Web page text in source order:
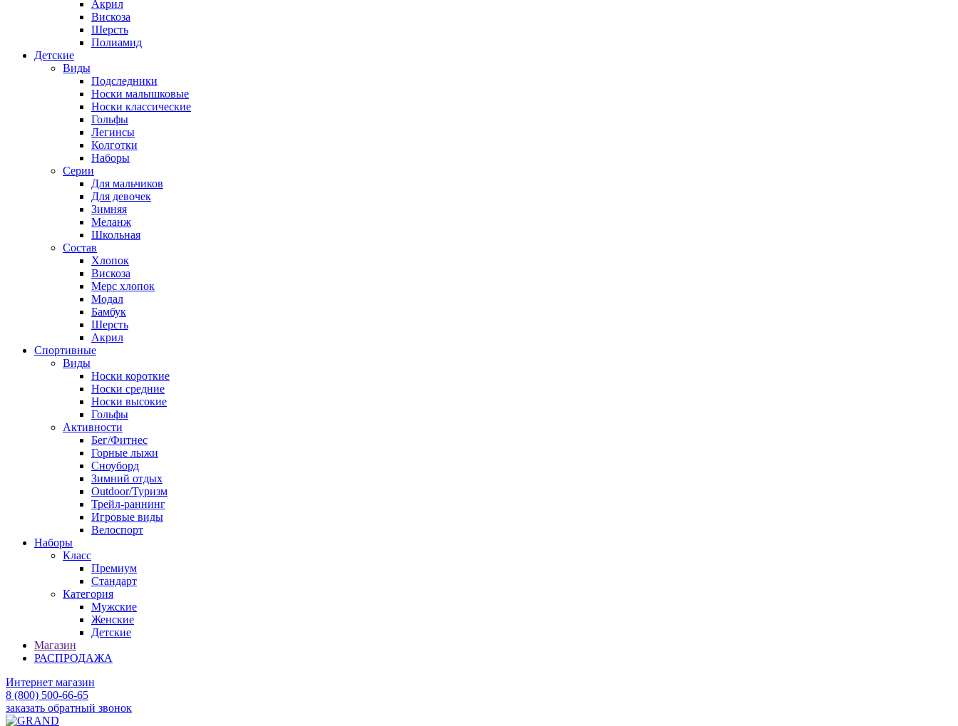
Акрил
Вискоза
Шерсть
Полиамид
Детские
Виды
Подследники
Носки малышковые
Носки классические
Гольфы
Легинсы
Колготки
Наборы
Серии
Для мальчиков
Для девочек
Зимняя
Меланж
Школьная
Состав
Хлопок
Вискоза
Мерс хлопок
Модал
Бамбук
Шерсть
Акрил
Спортивные
Виды
Носки короткие
Носки средние
Носки высокие
Гольфы
Активности
Бег/Фитнес
Горные лыжи
Сноуборд
Зимний отдых
Outdoor/Туризм
Трейл-раннинг
Игровые виды
Велоспорт
Наборы
Класс
Премиум
Стандарт
Категория
Мужские
Женские
Детские
Магазин
РАСПРОДАЖА
Интернет магазин
8 (800) 500-66-65
заказать обратный звонок